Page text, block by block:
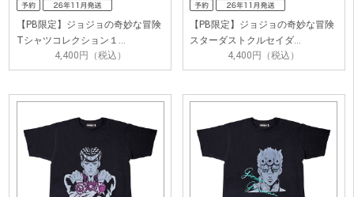
【PB限定】ジョジョの奇妙な冒険
Tシャツコレクション１…
4,400円（税込）
【PB限定】ジョジョの奇妙な冒険
スターダストクルセイダ…
4,400円（税込）